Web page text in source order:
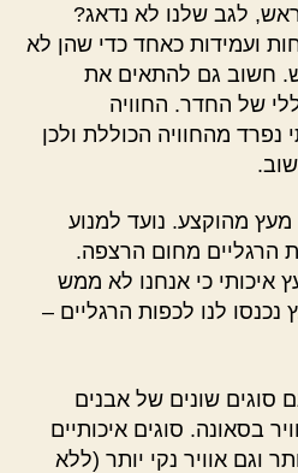
לגב שלנו לא נדאג?
ועמידות כאחד כדי שהן לא
חשוב גם להתאים את
של החדר. החוויה
מהחוויה הכוללת ולכן
מהוקצע. נועד למנוע
הרגליים מחום הרצפה.
איכותי כי אנחנו לא ממש
נכנסו לנו לכפות הרגליים –
סוגים שונים של אבנים
בסאונה. סוגים איכותיים
וגם אוויר נקי יותר (ללא